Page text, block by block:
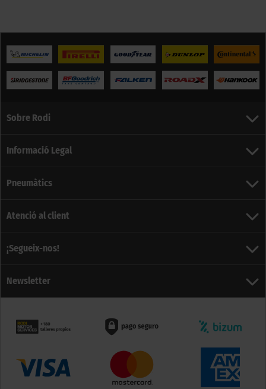
Sobre Rodi
Informació Legal
Pneumàtics
Atenció al client
¡Segueix-nos!
Newsletter